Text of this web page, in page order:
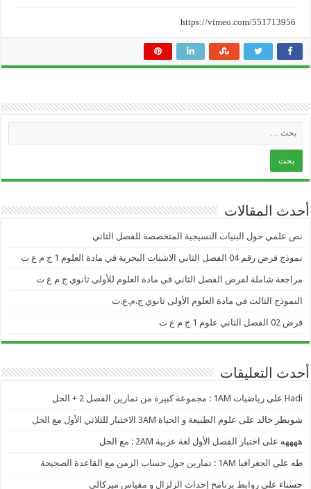
https://vimeo.com/551713956
أحدث المقالات
نص علمي حول البنيات النسيجية المتخصصة للفصل الثاني
نموذج فرض رقم 04 الفصل الثاني الاشنات البحرية في مادة العلوم 1 ج م ع ت
مراجعة شاملة لفرض الفصل الثاني في مادة العلوم للأولى ثانوي ج م ع ت
النموذج الثالث في مادة العلوم الأولى ثانوي ج.م.ع.ت
فرض 02 الفصل الثاني علوم 1 ج م ع ت
أحدث التعليقات
Hadi علىرياضيات 1AM : مجموعة كبيرة من تمارين الفصل 2 + الحل
شويطر خالد على علوم الطبيعة و الحياة 3AM الاختبار للثلاثي الأول مع الحل
ههههه على اختبار الفصل الأول لغة عربية 2AM : مع الحل
طه على الجغرافيا 1AM : تمارين حول حساب الزمن مع القاعدة الصحيحة
حسناء علىروابط برنامج إحداث الزلزال و مقياس ميركالي